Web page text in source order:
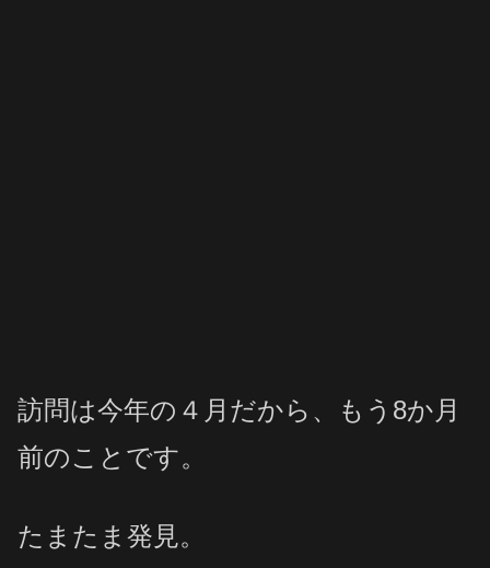
訪問は今年の４月だから、もう8か月
前のことです。
たまたま発見。